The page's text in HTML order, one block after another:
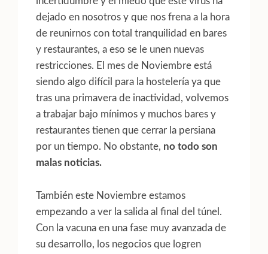
dejado en nosotros y que nos frena a la hora
de reunirnos con total tranquilidad en bares
y restaurantes, a eso se le unen nuevas
restricciones. El mes de Noviembre está
siendo algo difícil para la hostelería ya que
tras una primavera de inactividad, volvemos
a trabajar bajo mínimos y muchos bares y
restaurantes tienen que cerrar la persiana
por un tiempo. No obstante, no todo son
malas noticias.
También este Noviembre estamos
empezando a ver la salida al final del túnel.
Con la vacuna en una fase muy avanzada de
su desarrollo, los negocios que logren